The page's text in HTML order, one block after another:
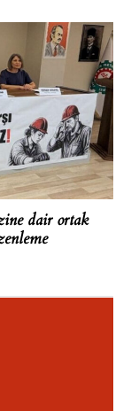
dair ortak